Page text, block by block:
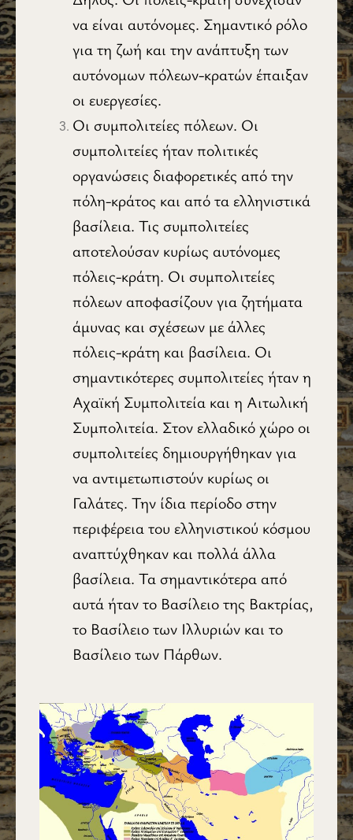
να είναι αυτόνομες. Σημαντικό ρόλο
για τη ζωή και την ανάπτυξη των
αυτόνομων πόλεων-κρατών έπαιξαν
οι ευεργεσίες.
Οι συμπολιτείες πόλεων. Οι
συμπολιτείες ήταν πολιτικές
οργανώσεις διαφορετικές από την
πόλη-κράτος και από τα ελληνιστικά
βασίλεια. Τις συμπολιτείες
αποτελούσαν κυρίως αυτόνομες
πόλεις-κράτη. Οι συμπολιτείες
πόλεων αποφασίζουν για ζητήματα
άμυνας και σχέσεων με άλλες
πόλεις-κράτη και βασίλεια. Οι
σημαντικότερες συμπολιτείες ήταν η
Αχαϊκή Συμπολιτεία και η Αιτωλική
Συμπολιτεία. Στον ελλαδικό χώρο οι
συμπολιτείες δημιουργήθηκαν για
να αντιμετωπιστούν κυρίως οι
Γαλάτες. Την ίδια περίοδο στην
περιφέρεια του ελληνιστικού κόσμου
αναπτύχθηκαν και πολλά άλλα
βασίλεια. Τα σημαντικότερα από
αυτά ήταν το Βασίλειο της Βακτρίας,
το Βασίλειο των Ιλλυριών και το
Βασίλειο των Πάρθων.